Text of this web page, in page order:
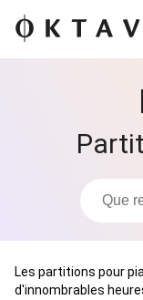
Les partitions pour
d'innombrables